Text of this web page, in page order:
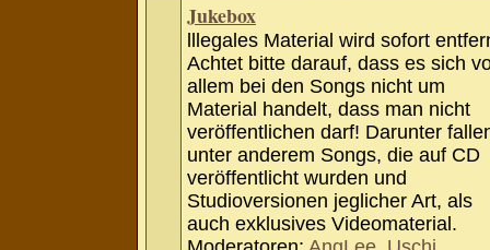
Jukebox
lllegales Material wird sofort
Achtet bitte darauf, dass es sich
allem bei den Songs nicht um
Material handelt, dass man nicht
veröffentlichen darf! Darunter
unter anderem Songs, die auf CD
veröffentlicht wurden und
Studioversionen jeglicher Art, als
auch exklusives Videomaterial.